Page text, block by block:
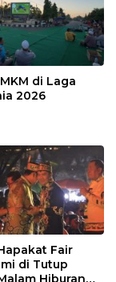
di Laga
2026
Fair
di Tutup
Hiburan